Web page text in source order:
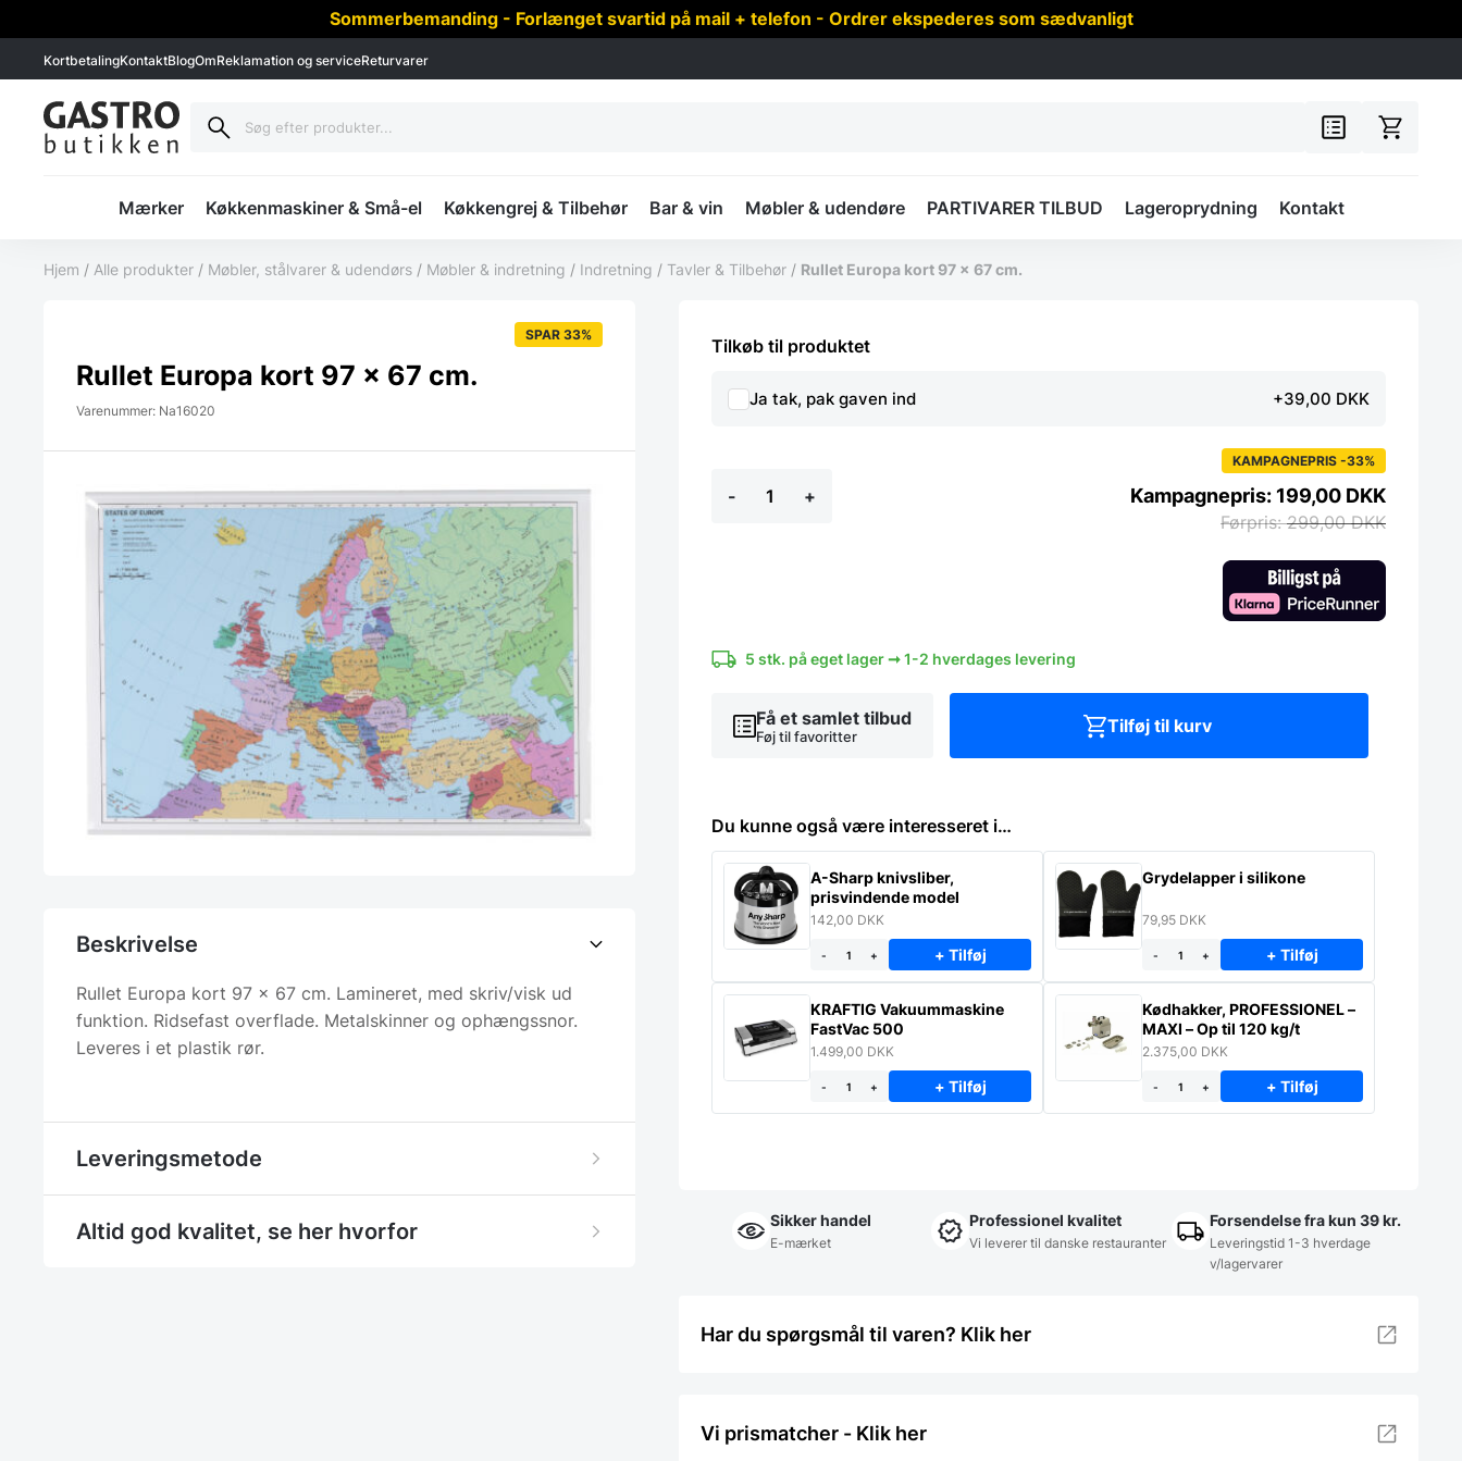
Sommerbemanding - Forlænget svartid på mail + telefon - Ordrer ekspederes som sædvanligt
KortbetalingKontaktBlogOmReklamation og serviceReturvarer
Mærker Køkkenmaskiner & Små-el Køkkengrej & Tilbehør Bar & vin Møbler & udendøre PARTIVARER TILBUD Lageroprydning Kontakt
Hjem / Alle produkter / Møbler, stålvarer & udendørs / Møbler & indretning / Indretning / Tavler & Tilbehør / Rullet Europa kort 97 x 67 cm.
SPAR 33%
Rullet Europa kort 97 x 67 cm.
Varenummer: Na16020
Beskrivelse
Rullet Europa kort 97 x 67 cm. Lamineret, med skriv/visk ud
funktion. Ridsefast overflade. Metalskinner og ophængssnor.
Leveres i et plastik rør.
Leveringsmetode
Altid god kvalitet, se her hvorfor
Tilkøb til produktet
Ja tak, pak gaven ind +39,00 DKK
-
Europa
+
KAMPAGNEPRIS -33%
299,00DKK
199,00 DKK
5 stk. på eget lager ➞ 1-2 hverdages levering
Få et samlet tilbud
Føj til favoritter Tilføj til kurv
Du kunne også være interesseret i…
A-Sharp knivsliber,
prisvindende model
142,00 DKK
- + + Tilføj
KRAFTIG Vakuummaskine
FastVac 500
1.499,00 DKK
- + + Tilføj
Grydelapper i silikone
79,95 DKK
- + + Tilføj
Kødhakker, PROFESSIONEL –
MAXI – Op til 120 kg/t
2.375,00 DKK
- + + Tilføj
Sikker handel
E-mærket
Professionel kvalitet
Vi leverer til danske restauranter
Forsendelse fra kun 39 kr.
Leveringstid 1-3 hverdage
v/lagervarer
Har du spørgsmål til varen? Klik her
Vi prismatcher - Klik her